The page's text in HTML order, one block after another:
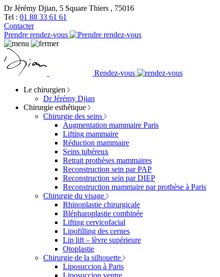
Dr Jérémy Djian, 5 Square Thiers , 75016
Tel : 01 88 33 61 61
Contacter
Prendre rendez-vous
Rendez-vous
Le chirurgien
Dr Jérémy Djian
Chirurgie esthétique
Chirurgie des seins
Augmentation mammaire Paris
Lifting mammaire
Réduction mammaire
Seins tubéreux
Retrait prothèses mammaires
Reconstruction sein par PAP
Reconstruction sein par DIEP
Reconstruction mammaire par prothèse à Paris
Chirurgie du visage
Rhinoplastie chirurgicale
Blépharoplastie combinée
Lifting cervicofacial
Lipofilling des cernes
Lip lift – lèvre supérieure
Otoplastie
Chirurgie de la silhouette
Liposuccion à Paris
Liposuccion ventre